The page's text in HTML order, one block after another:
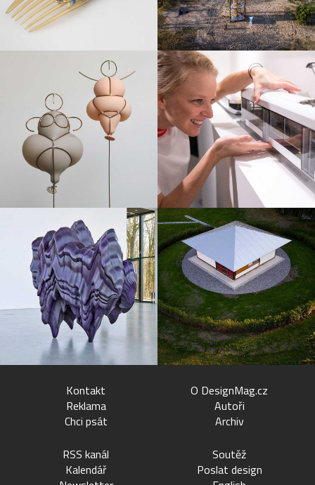
Kontakt
Reklama
Chci psát
O DesignMag.cz
Autoři
Archiv
RSS kanál
Kalendář
Soutěž
Poslat design